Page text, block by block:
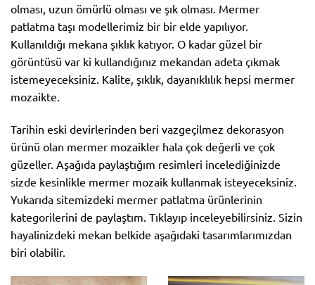
olması, uzun ömürlü olması ve şık olması. Mermer
patlatma taşı modellerimiz bir bir elde yapılıyor.
Kullanıldığı mekana şıklık katıyor. O kadar güzel bir
görüntüsü var ki kullandığınız mekandan adeta çıkmak
istemeyeceksiniz. Kalite, şıklık, dayanıklılık hepsi mermer
mozaikte.
Tarihin eski devirlerinden beri vazgeçilmez dekorasyon
ürünü olan mermer mozaikler hala çok değerli ve çok
güzeller. Aşağıda paylaştığım resimleri incelediğinizde
sizde kesinlikle mermer mozaik kullanmak isteyeceksiniz.
Yukarıda sitemizdeki mermer patlatma ürünlerinin
kategorilerini de paylaştım. Tıklayıp inceleyebilirsiniz. Sizin
hayalinizdeki mekan belkide aşağıdaki tasarımlarımızdan
biri olabilir.